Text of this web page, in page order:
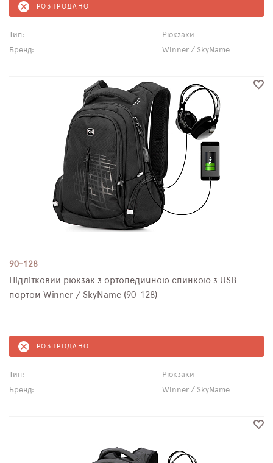
РОЗПРОДАНО
Тип:
Рюкзаки
Бренд:
Winner / SkyName
90-128
Підлітковий рюкзак з ортопедичною спинкою з USB
портом Winner / SkyName (90-128)
РОЗПРОДАНО
Тип:
Рюкзаки
Бренд:
Winner / SkyName